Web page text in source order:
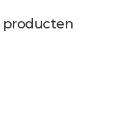
producten